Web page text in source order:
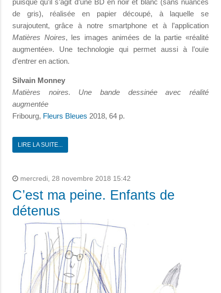
de gris), réalisée en papier découpé, à laquelle se
surajoutent, grâce à notre smartphone et à l’application
Matières Noires, les images animées de la partie «réalité
augmentée». Une technologie qui permet aussi à l’ouïe
d’entrer en action.
Silvain Monney
Matières noires. Une bande dessinée avec réalité
augmentée
Fribourg, Fleurs Bleues 2018, 64 p.
LIRE LA SUITE...
mercredi, 28 novembre 2018 15:42
C’est ma peine. Enfants de
détenus